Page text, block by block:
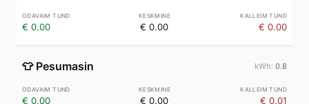
€ 0.00 € 0.00 € 0.00
👕 Pesumasin 0.8
€ 0.00 € 0.00 € 0.01